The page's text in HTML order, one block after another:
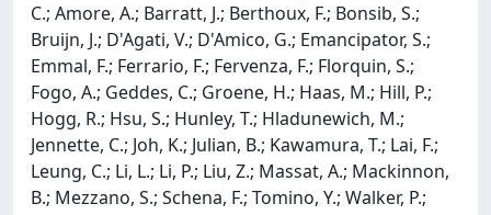
C.; Amore, A.; Barratt, J.; Berthoux, F.; Bonsib, S.;
Bruijn, J.; D'Agati, V.; D'Amico, G.; Emancipator, S.;
Emmal, F.; Ferrario, F.; Fervenza, F.; Florquin, S.;
Fogo, A.; Geddes, C.; Groene, H.; Haas, M.; Hill, P.;
Hogg, R.; Hsu, S.; Hunley, T.; Hladunewich, M.;
Jennette, C.; Joh, K.; Julian, B.; Kawamura, T.; Lai, F.;
Leung, C.; Li, L.; Li, P.; Liu, Z.; Massat, A.; Mackinnon,
B.; Mezzano, S.; Schena, F.; Tomino, Y.; Walker, P.;